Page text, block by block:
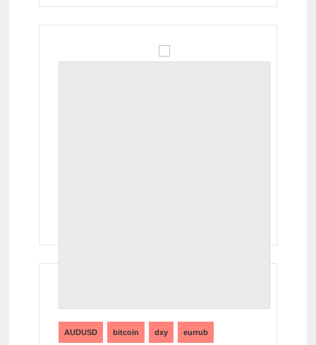
AUDUSD bitcoin dxy eurrub